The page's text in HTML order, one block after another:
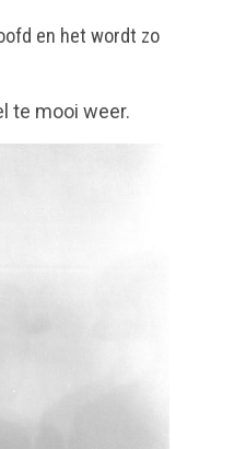
en het wordt zo
te mooi weer.